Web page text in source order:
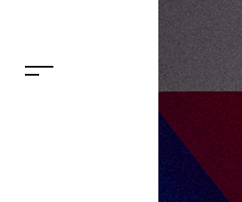
TAX FREE
DELIVERY
PARCOメンバーズ
オンラインストア
リクルート
한국어
ภาษาไทย
日本語